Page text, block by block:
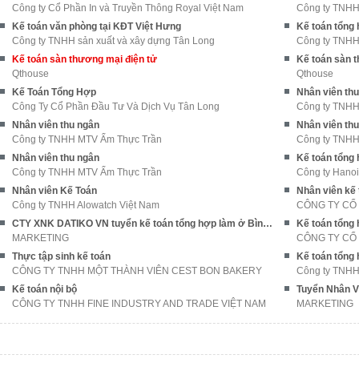
Công ty Cổ Phần In và Truyền Thông Royal Việt Nam
Công ty
Kế toán văn phòng tại KĐT Việt Hưng
Công ty TNHH sản xuất và xây dựng Tân Long
Kế toán tổng
Công ty
Kế toán sàn thương mại điện tử
Qthouse
Kế toán sàn
Qthouse
Kế Toán Tổng Hợp
Công Ty Cổ Phần Đầu Tư Và Dịch Vụ Tân Long
Nhân viên
Công ty
Nhân viên thu ngân
Công ty TNHH MTV Ẩm Thực Trần
Nhân viên
Công ty
Nhân viên thu ngân
Công ty TNHH MTV Ẩm Thực Trần
Kế toán tổng
Công ty
Nhân viên Kế Toán
Công ty TNHH Alowatch Việt Nam
Nhân viên kế
CÔNG TY
CTY XNK DATIKO VN tuyển kế toán tổng hợp làm ở Bình Thạnh
MARKETING
Kế toán tổng
CÔNG TY
Thực tập sinh kế toán
CÔNG TY TNHH MỘT THÀNH VIÊN CEST BON BAKERY
Kế toán tổng
Công ty
Kế toán nội bộ
CÔNG TY TNHH FINE INDUSTRY AND TRADE VIỆT NAM
Tuyển Nhân
MARKETING